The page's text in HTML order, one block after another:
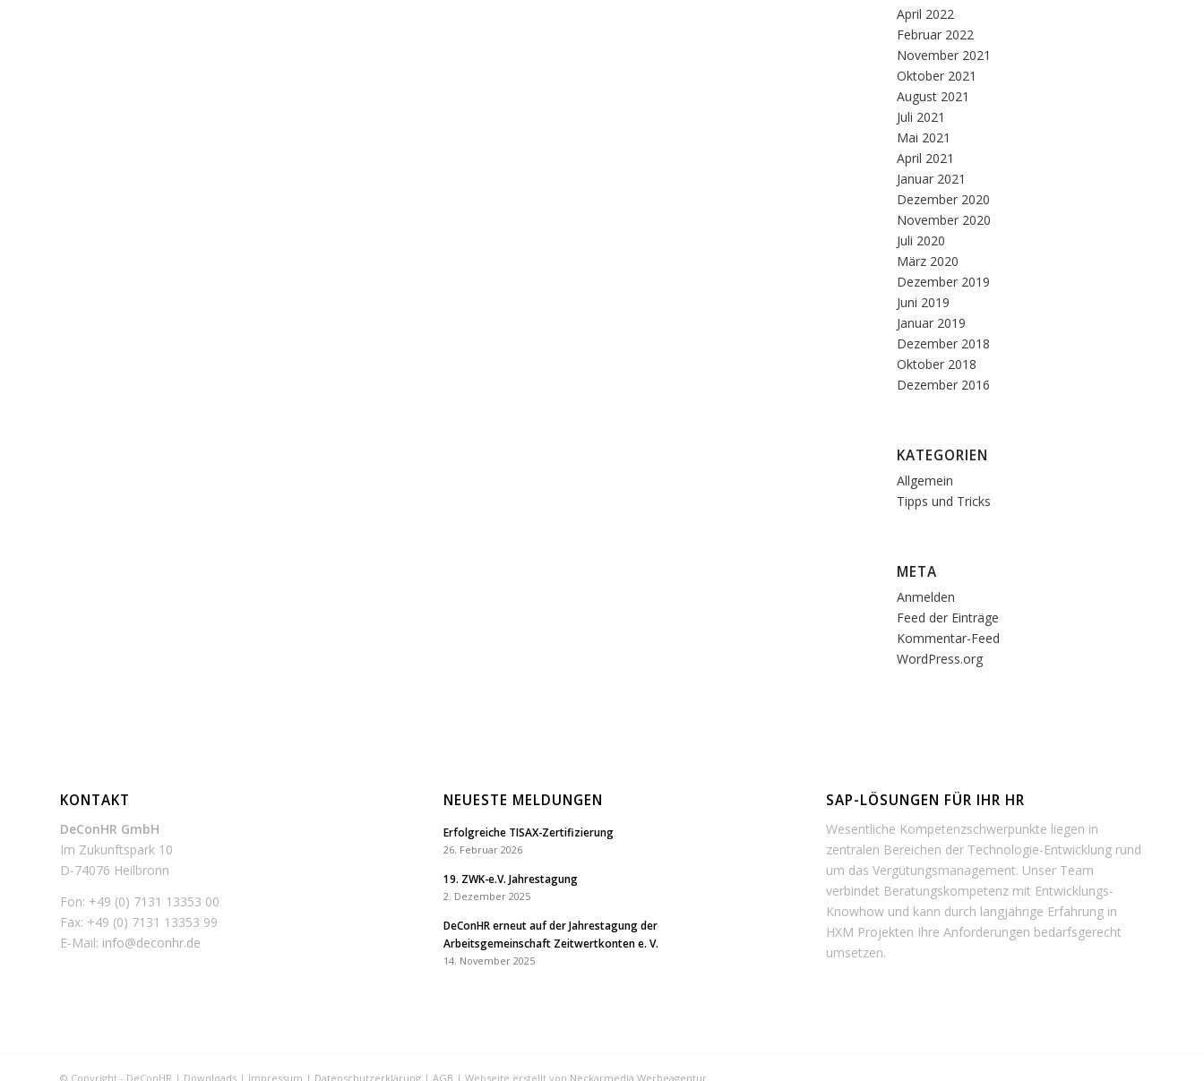
April 2022
Februar 2022
November 2021
Oktober 2021
August 2021
Juli 2021
Mai 2021
April 2021
Januar 2021
Dezember 2020
November 2020
Juli 2020
März 2020
Dezember 2019
Juni 2019
Januar 2019
Dezember 2018
Oktober 2018
Dezember 2016
KATEGORIEN
Allgemein
Tipps und Tricks
META
Anmelden
Feed der Einträge
Kommentar-Feed
WordPress.org
KONTAKT
DeConHR GmbH
Im Zukunftspark 10
D-74076 Heilbronn
Fon: +49 (0) 7131 13353 00
Fax: +49 (0) 7131 13353 99
E-Mail: info@deconhr.de
NEUESTE MELDUNGEN
Erfolgreiche TISAX-Zertifizierung
26. Februar 2026
19. ZWK-e.V. Jahrestagung
2. Dezember 2025
DeConHR erneut auf der Jahrestagung der
Arbeitsgemeinschaft Zeitwertkonten e. V.
14. November 2025
SAP-LÖSUNGEN FÜR IHR HR
Wesentliche Kompetenzschwerpunkte liegen in
zentralen Bereichen der Technologie-Entwicklung rund
um das Vergütungsmanagement. Unser Team
verbindet Beratungskompetenz mit Entwicklungs-
Knowhow und kann durch langjährige Erfahrung in
HXM Projekten Ihre Anforderungen bedarfsgerecht
umsetzen.
© Copyright - DeConHR | Downloads | Impressum | Datenschutzerklärung | AGB | Webseite erstellt von Neckarmedia Werbeagentur